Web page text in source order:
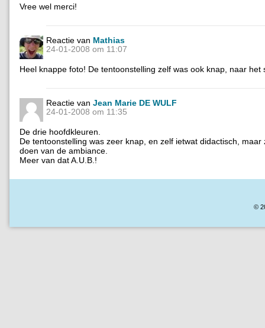
Vree wel merci!
Reactie van Mathias
24-01-2008 om 11:07
Heel knappe foto! De tentoonstelling zelf was ook knap, naar het
Reactie van Jean Marie DE WULF
24-01-2008 om 11:35
De drie hoofdkleuren.
De tentoonstelling was zeer knap, en zelf ietwat didactisch, maar
doen van de ambiance.
Meer van dat A.U.B.!
©